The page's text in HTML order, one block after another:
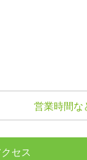
営業時間な
セス